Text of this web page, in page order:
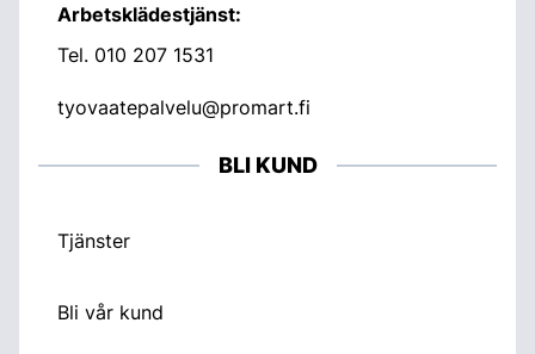
Arbetsklädestjänst:
Tel. 010 207 1531
tyovaatepalvelu@promart.fi
BLI KUND
Tjänster
Bli vår kund